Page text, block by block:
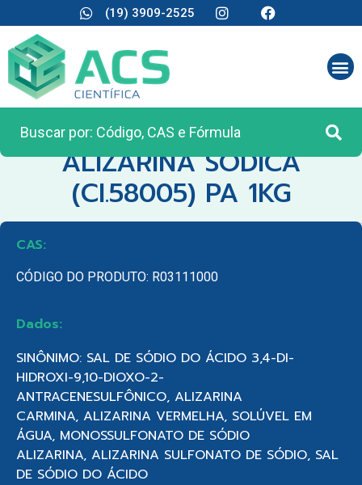
(19) 3909-2525
CATEGORIA:REAGENTES ANALÍTICOS
ALIZARINA SODICA
(CI.58005) PA 1KG
CAS:
CÓDIGO DO PRODUTO: R03111000
Dados:
SINÔNIMO: SAL DE SÓDIO DO ÁCIDO 3,4-DI-
HIDROXI-9,10-DIOXO-2-
ANTRACENESULFÔNICO, ALIZARINA
CARMINA, ALIZARINA VERMELHA, SOLÚVEL EM
ÁGUA, MONOSSULFONATO DE SÓDIO
ALIZARINA, ALIZARINA SULFONATO DE SÓDIO, SAL
DE SÓDIO DO ÁCIDO